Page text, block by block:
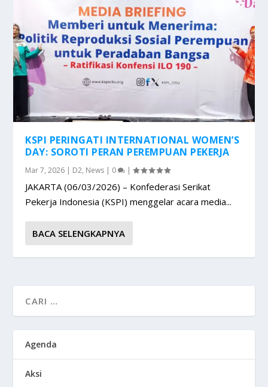
KSPI PERINGATI INTERNATIONAL WOMEN’S
DAY: SOROTI PERAN PEREMPUAN PEKERJA
Mar 7, 2026 | D2, News | 0 |
JAKARTA (06/03/2026) – Konfederasi Serikat
Pekerja Indonesia (KSPI) menggelar acara media...
BACA SELENGKAPNYA
Agenda
Aksi